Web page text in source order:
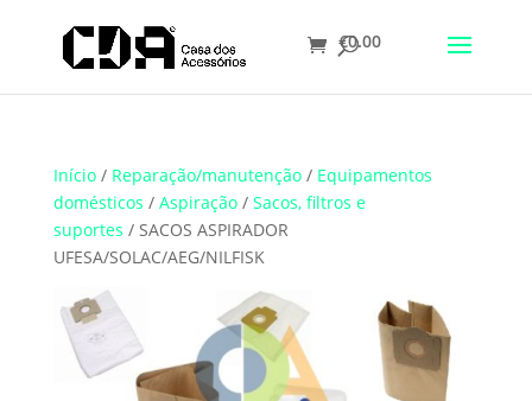
Translate
€0.00
Início/ Reparação/manutenção/ Equipamentos
domésticos / Aspiração/ Sacos, filtros e
suportes / SACOS ASPIRADOR
UFESA/SOLAC/AEG/NILFISK